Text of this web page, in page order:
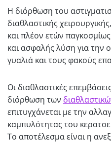
Η διόρθωση του
διαθλαστικής
και πλέον ετών
και ασφαλής λύση για την
γυαλιά και τους φακούς
Οι διαθλαστικές
διόρθωση των
επιτυγχάνεται με την
καμπυλότητας του
Το αποτέλεσμα είναι η